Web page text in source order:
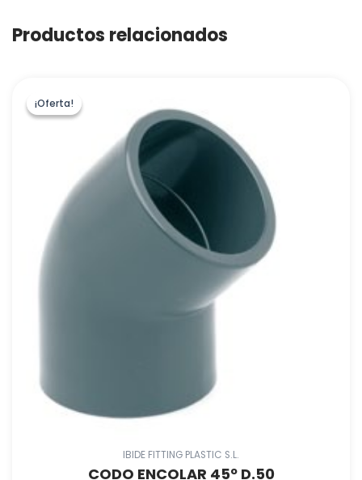
Productos relacionados
¡Oferta!
¡Oferta!
IBIDE FITTING PLASTIC S.L.
CODO ENCOLAR 45º D.50